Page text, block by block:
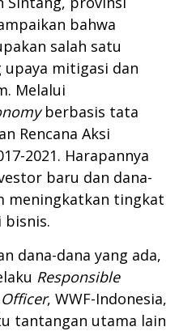
bahwa
salah satu
upaya mitigasi dan
Melalui
berbasis tata
Rencana Aksi
2021. Harapannya
baru dan dana-
meningkatkan tingkat
bisnis.
dana-dana yang ada,
Responsible
, WWF-Indonesia,
tantangan utama lain